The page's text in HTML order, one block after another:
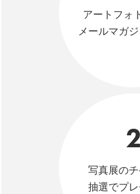
アートフォ
メールマガ
2
写真展の
抽選でプレ